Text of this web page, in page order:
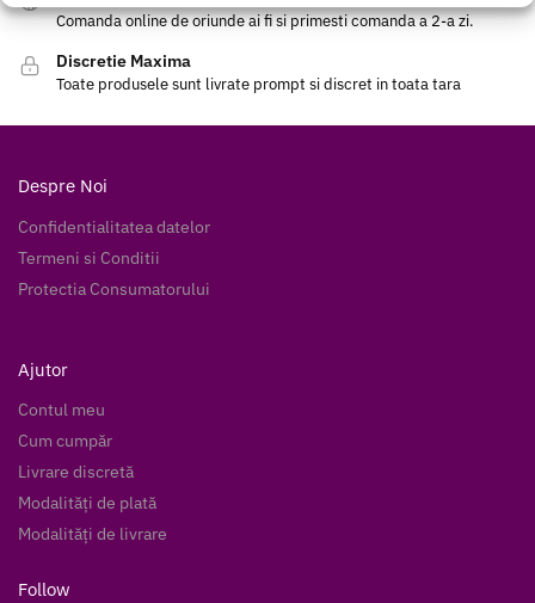
Comanda online de oriunde ai fi si primesti comanda a 2-a zi.
Discretie Maxima
Toate produsele sunt livrate prompt si discret in toata tara
Despre Noi
Confidentialitatea datelor
Termeni si Conditii
Protectia Consumatorului
Ajutor
Contul meu
Cum cumpăr
Livrare discretă
Modalități de plată
Modalități de livrare
Follow